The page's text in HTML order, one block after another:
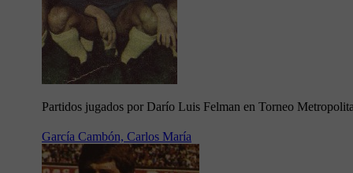
Partidos jugados por Darío Luis Felman en Torneo
García Cambón, Carlos María